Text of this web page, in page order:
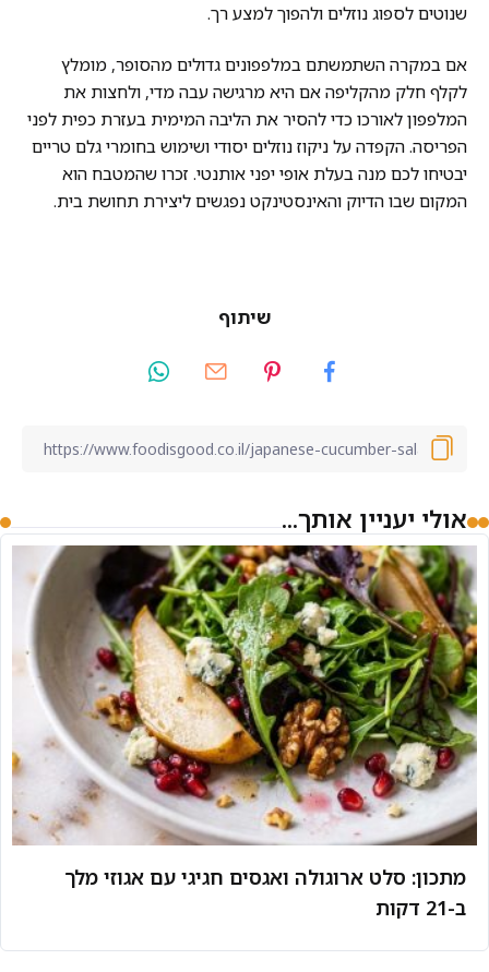
שנוטים לספוג נוזלים ולהפוך למצע רך.
אם במקרה השתמשתם במלפפונים גדולים מהסופר, מומלץ
לקלף חלק מהקליפה אם היא מרגישה עבה מדי, ולחצות את
המלפפון לאורכו כדי להסיר את הליבה המימית בעזרת כפית לפני
הפריסה. הקפדה על ניקוז נוזלים יסודי ושימוש בחומרי גלם טריים
יבטיחו לכם מנה בעלת אופי יפני אותנטי. זכרו שהמטבח הוא
המקום שבו הדיוק והאינסטינקט נפגשים ליצירת תחושת בית.
שיתוף
אולי יעניין אותך...
מתכון: סלט ארוגולה ואגסים חגיגי עם אגוזי מלך
ב-21 דקות